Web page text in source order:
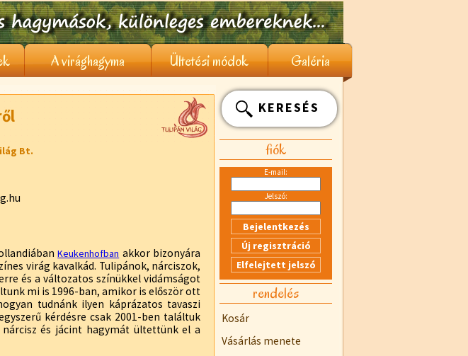
A virághagyma Ültetési módok Galéria
Bt.
Keukenhofban akkor bizonyára
virág kavalkád. Tulipánok, nárciszok,
és a változatos színükkel vidámságot
mi is 1996-ban, amikor is először ott
tudnánk ilyen káprázatos tavaszi
kérdésre csak 2001-ben találtuk
és jácint hagymát ültettünk el a
KERESÉS
fiók
E-mail:
Jelszó:
rendelés
Kosár
Vásárlás menete